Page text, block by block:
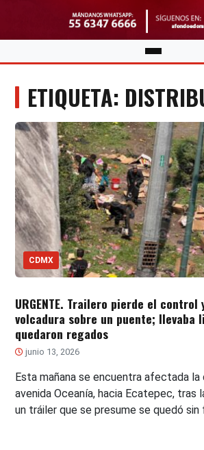
ETIQUETA:
CDMX
URGENTE. Trailero pierde el control
volcadura sobre un puente; llevaba
quedaron regados
junio 13, 2026
Esta mañana se encuentra afectada
avenida Oceanía, hacia Ecatepec, tras
un tráiler que se presume se quedó sin